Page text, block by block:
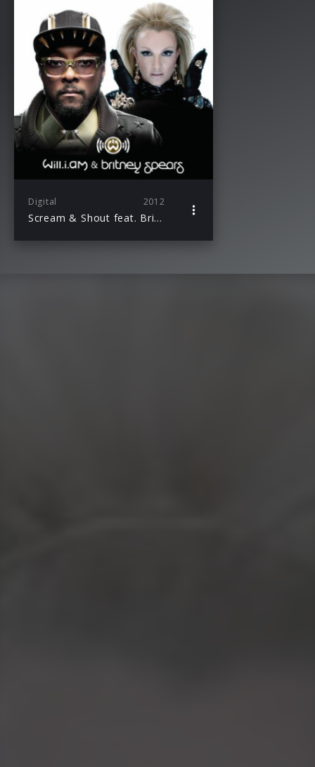
Digital 2012
Scream & Shout feat. Britney Spears